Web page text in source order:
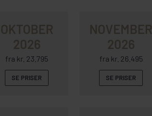
OKTOBER
2026
fra kr. 23.795
SE PRISER
NOVEMBER
2026
fra kr. 26.495
SE PRISER